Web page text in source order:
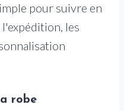
pour suivre en
les
robe